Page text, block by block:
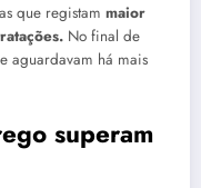
que registam maior
No final de
aguardavam há mais
superam